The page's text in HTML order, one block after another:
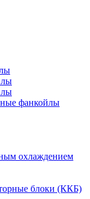
фанкойлы
охлаждением
блоки (ККБ)